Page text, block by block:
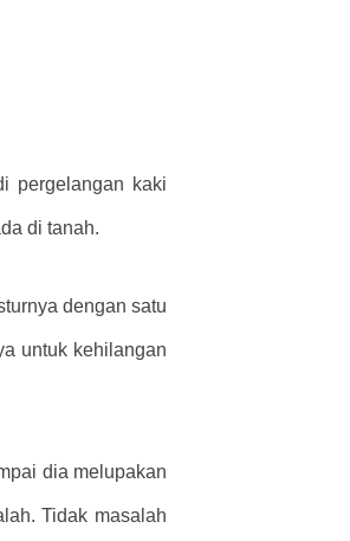
pergelangan kaki
di tanah.
dengan satu
untuk kehilangan
dia melupakan
Tidak masalah